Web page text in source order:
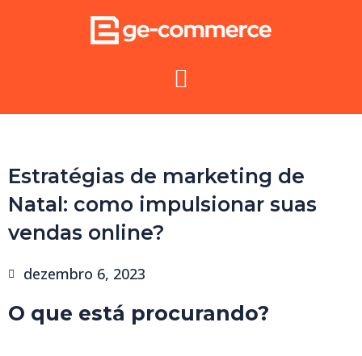
Estratégias de marketing de
Natal: como impulsionar suas
vendas online?
dezembro 6, 2023
O que está procurando?